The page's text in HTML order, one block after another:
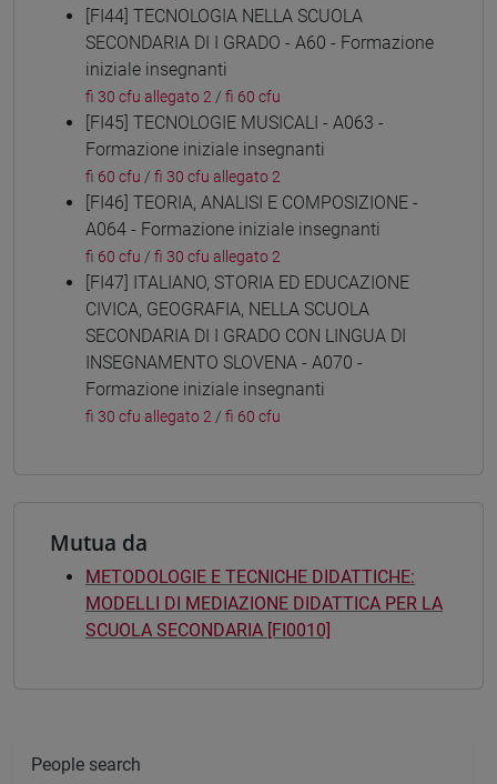
[FI44] TECNOLOGIA NELLA SCUOLA
SECONDARIA DI I GRADO - A60 - Formazione
iniziale insegnanti
fi 30 cfu allegato 2 / fi 60 cfu
[FI45] TECNOLOGIE MUSICALI - A063 -
Formazione iniziale insegnanti
fi 60 cfu / fi 30 cfu allegato 2
[FI46] TEORIA, ANALISI E COMPOSIZIONE -
A064 - Formazione iniziale insegnanti
fi 60 cfu / fi 30 cfu allegato 2
[FI47] ITALIANO, STORIA ED EDUCAZIONE
CIVICA, GEOGRAFIA, NELLA SCUOLA
SECONDARIA DI I GRADO CON LINGUA DI
INSEGNAMENTO SLOVENA - A070 -
Formazione iniziale insegnanti
fi 30 cfu allegato 2 / fi 60 cfu
Mutua da
METODOLOGIE E TECNICHE DIDATTICHE:
MODELLI DI MEDIAZIONE DIDATTICA PER LA
SCUOLA SECONDARIA [FI0010]
People search